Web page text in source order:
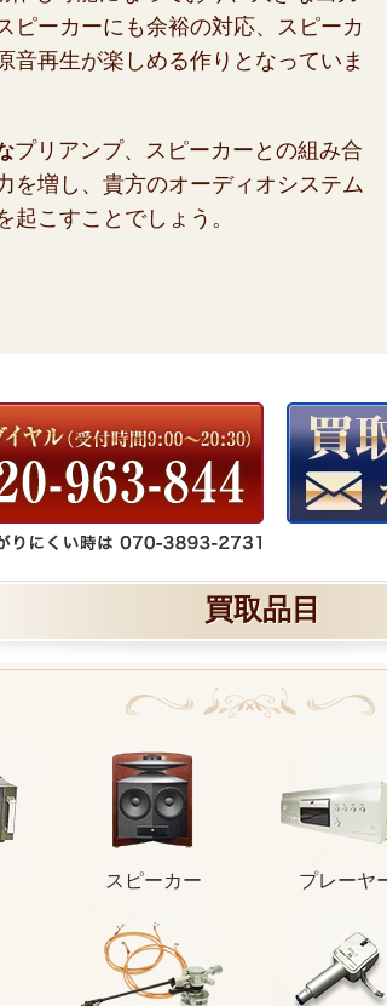
ピーカーにも余裕の対応、スピーカ
音再生が楽しめる作りとなっていま
プリアンプ、スピーカーとの組み合
を増し、貴方のオーディオシステム
起こすことでしょう。
買取品目
スピーカー プレーヤ